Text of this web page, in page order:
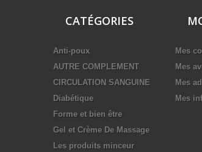
CATÉGORIES
Anti-poux
AUTRE COMPLEMENT
CIRCULATION SANGUINE
Diabétique
Forme et bien être
Gel et Crème De Massage
Les produits minceur
Mes
Mes
Mes
Mes